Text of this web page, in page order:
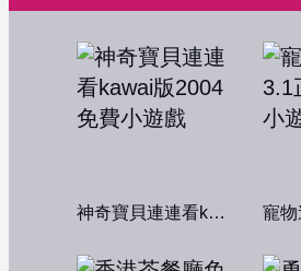
神奇寶貝連連看kawai版2004